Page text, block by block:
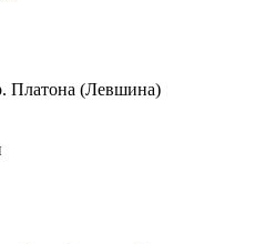
Платона (Левшина)